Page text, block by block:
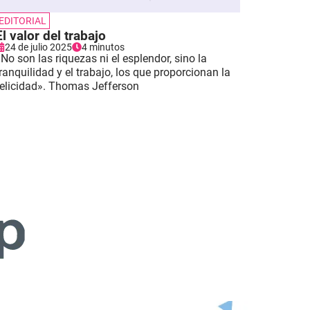
valor del trabajo
24 de julio 2025 4 minutos
son las riquezas ni el esplendor, sino la
y el trabajo, los que proporcionan la
Thomas Jefferson